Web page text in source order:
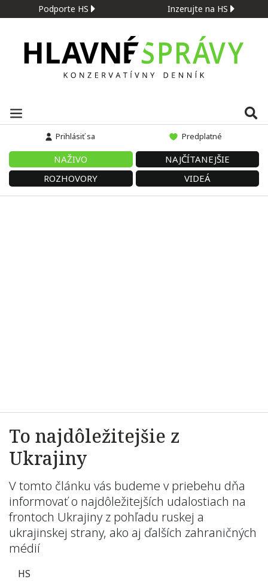
Podporte HS Inzerujte na HS
Prihlásiť sa Predplatné
NAŽIVO
NAJČÍTANEJŠIE
ROZHOVORY
VIDEÁ
To najdôležitejšie z
Ukrajiny
V tomto článku vás budeme v priebehu dňa
informovať o najdôležitejších udalostiach na
frontoch Ukrajiny z pohľadu ruskej a
ukrajinskej strany, ako aj ďalších zahraničných
médií
HS